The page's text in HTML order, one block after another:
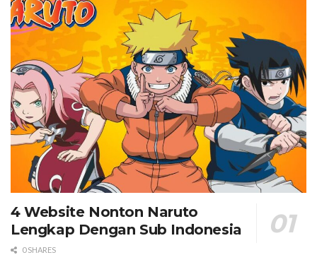
4 Website Nonton Naruto
Lengkap Dengan Sub Indonesia
0 SHARES